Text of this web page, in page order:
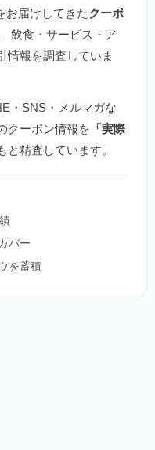
お届けしてきたクーポ
飲食・サービス・ア
情報を調査していま
・SNS・メルマガな
クーポン情報を 「実際
と精査しています。
バー
を蓄積